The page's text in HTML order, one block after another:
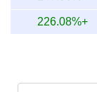
+226.08%